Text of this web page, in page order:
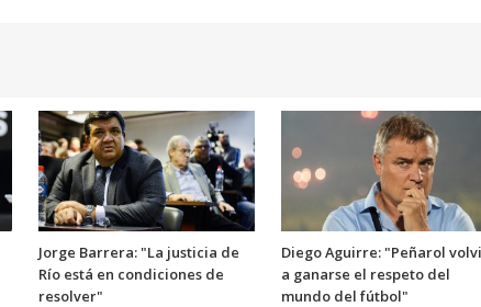
Jorge Barrera: "La justicia de
Río está en condiciones de
resolver"
Diego Aguirre: "Peñarol
a ganarse el respeto del
mundo del fútbol"